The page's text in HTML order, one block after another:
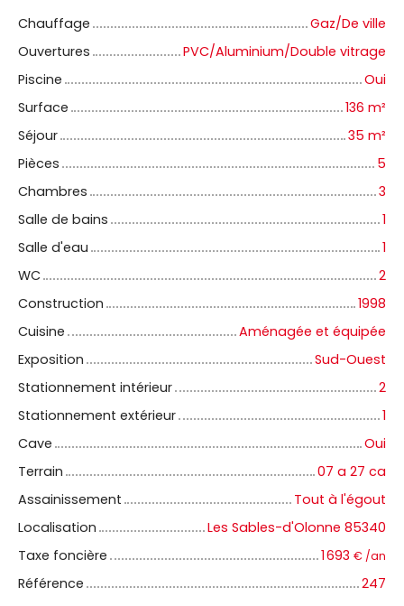
Chauffage
Gaz/De ville
Ouvertures
PVC/Aluminium/Double vitrage
Piscine
Oui
Surface
136 m²
Séjour
35 m²
Pièces
5
Chambres
3
Salle de bains
1
Salle d'eau
1
WC
2
Construction
1998
Cuisine
Aménagée et équipée
Exposition
Sud-Ouest
Stationnement intérieur
2
Stationnement extérieur
1
Cave
Oui
Terrain
07 a 27 ca
Assainissement
Tout à l'égout
Localisation
Les Sables-d'Olonne 85340
Taxe foncière
1 693 € /an
Référence 247